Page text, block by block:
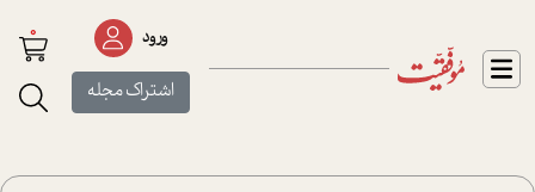
ورود
اشتراک مجله
0